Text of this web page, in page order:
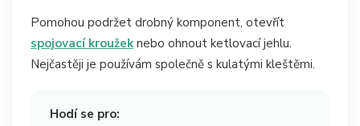
Pomohou podržet drobný komponent, otevřít
spojovací kroužek nebo ohnout ketlovací jehlu.
Nejčastěji je používám společně s kulatými kleštěmi.
Hodí se pro: